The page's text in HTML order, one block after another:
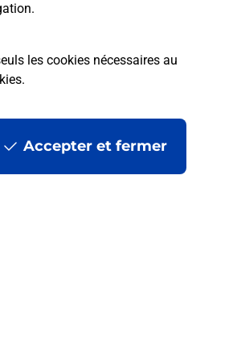
les cookies nécessaires au
.
Accepter et fermer